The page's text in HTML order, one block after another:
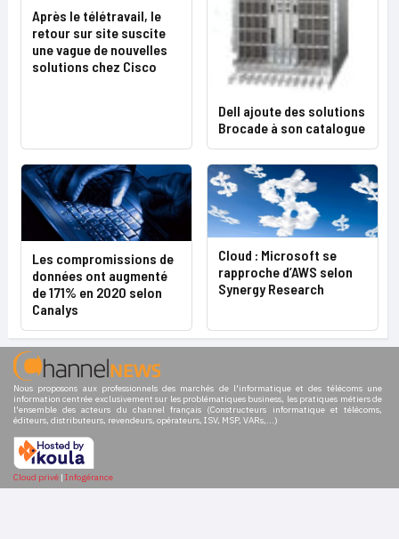
Après le télétravail, le
retour sur site suscite
une vague de nouvelles
solutions chez Cisco
Dell ajoute des solutions
Brocade à son catalogue
Les compromissions de
données ont augmenté
de 171% en 2020 selon
Canalys
Cloud : Microsoft se
rapproche d’AWS selon
Synergy Research
Nous proposons aux professionnels des marchés de l'informatique et des télécoms une
information centrée exclusivement sur les problématiques business, les pratiques métiers de
l'ensemble des acteurs du channel français (Constructeurs informatique et télécoms,
éditeurs, distributeurs, revendeurs, opérateurs, ISV, MSP, VARs,...)
Cloud privé | Infogérance